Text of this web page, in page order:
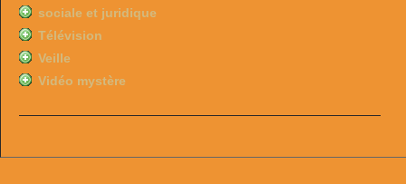
sociale et juridique
Télévision
Veille
Vidéo mystère